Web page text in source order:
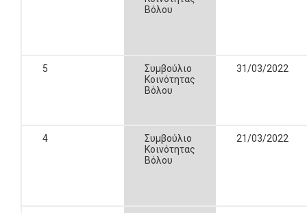
Βόλου
5
Συμβούλιο
Κοινότητας
Βόλου
31/03/2022
4
Συμβούλιο
Κοινότητας
Βόλου
21/03/2022